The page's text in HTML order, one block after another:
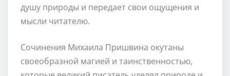
душу природы и передает свои ощущения и
мысли читателю.
Сочинения Михаила Пришвина окутаны
своеобразной магией и таинственностью,